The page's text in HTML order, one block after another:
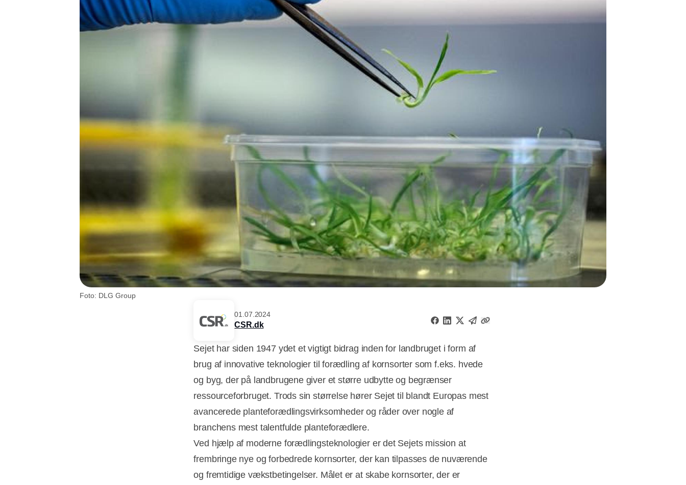
Foto: DLG Group
01.07.2024
CSR.dk
Sejet har siden 1947 ydet et vigtigt bidrag inden for landbruget i form af
brug af innovative teknologier til forædling af kornsorter som f.eks. hvede
og byg, der på landbrugene giver et større udbytte og begrænser
ressourceforbruget. Trods sin størrelse hører Sejet til blandt Europas mest
avancerede planteforædlingsvirksomheder og råder over nogle af
branchens mest talentfulde planteforædlere.
Ved hjælp af moderne forædlingsteknologier er det Sejets mission at
frembringe nye og forbedrede kornsorter, der kan tilpasses de nuværende
og fremtidige vækstbetingelser. Målet er at skabe kornsorter, der er